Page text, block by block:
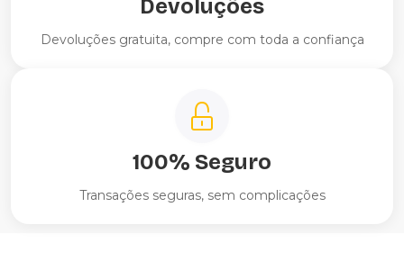
Devoluções
Devoluções gratuita, compre com toda a confiança
100% Seguro
Transações seguras, sem complicações